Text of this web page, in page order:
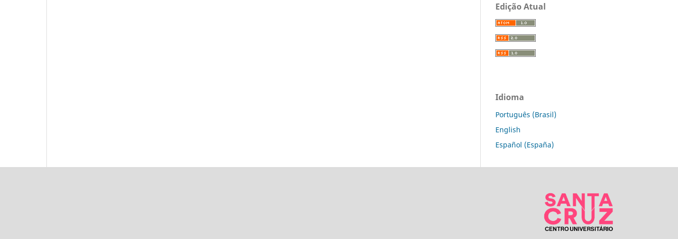
Edição Atual
Idioma
Português (Brasil)
English
Español (España)